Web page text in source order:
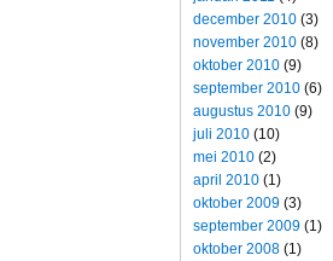
december 2010 (3)
november 2010 (8)
oktober 2010 (9)
september 2010 (6)
augustus 2010 (9)
juli 2010 (10)
mei 2010 (2)
april 2010 (1)
oktober 2009 (3)
september 2009 (1)
oktober 2008 (1)